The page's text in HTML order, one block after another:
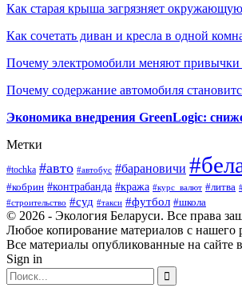
Как старая крыша загрязняет
Как сочетать диван и кресла в одной
Почему электромобили меняют привычки
Почему содержание автомобиля
Экономика внедрения GreenLogic:
Метки
#tochka #авто #автобус #барановичи
#кобрин #контрабанда #кража #курс_валют #литва
#строительство #суд #такси #футбол #школа
© 2026 - Экология Беларуси. Все права
Любое копирование материалов с нашего
Все материалы опубликованные на сайте
Sign in